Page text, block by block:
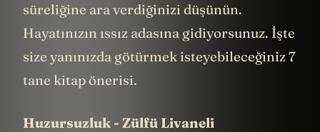
süreliğine ara verdiğinizi düşünün.
Hayatınızın ıssız adasına gidiyorsunuz. İşte
size yanınızda götürmek isteyebileceğiniz 7
tane kitap önerisi.
Huzursuzluk - Zülfü Livaneli